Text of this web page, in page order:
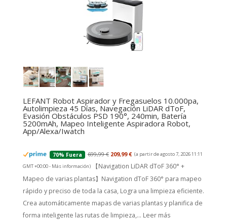
LEFANT Robot Aspirador y Fregasuelos 10.000pa,
Autolimpieza 45 Días, Navegación LiDAR dToF,
Evasión Obstáculos PSD 190°, 240min, Batería
5200mAh, Mapeo Inteligente Aspiradora Robot,
App/Alexa/Iwatch
70% Fuera 699,99 € 209,99 € (a partir de agosto 7, 2026 11:11
GMT +00:00 - Más información)
【Navigation LiDAR dToF 360° +
Mapeo de varias plantas】Navigation dToF 360° para mapeo
rápido y preciso de toda la casa, Logra una limpieza eficiente.
Crea automáticamente mapas de varias plantas y planifica de
forma inteligente las rutas de limpieza,... Leer más